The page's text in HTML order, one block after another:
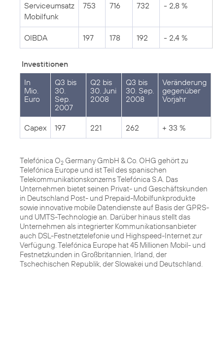
Serviceumsatz
Mobilfunk
753 716 732 - 2,8 %
OIBDA 197 178 192 - 2,4 %
Investitionen
In
Mio.
Euro
Q3 bis
30.
Sep.
2007
Q2 bis
30. Juni
2008
Q3 bis
30. Sep.
2008
Veränderung
gegenüber
Vorjahr
Capex 197 221 262 + 33 %
Telefónica O2 Germany GmbH & Co. OHG gehört zu
Telefónica Europe und ist Teil des spanischen
Telekommunikationskonzerns Telefónica S.A. Das
Unternehmen bietet seinen Privat- und Geschäftskunden
in Deutschland Post- und Prepaid-Mobilfunkprodukte
sowie innovative mobile Datendienste auf Basis der GPRS-
und UMTS-Technologie an. Darüber hinaus stellt das
Unternehmen als integrierter Kommunikationsanbieter
auch DSL-Festnetztelefonie und Highspeed-Internet zur
Verfügung. Telefónica Europe hat 45 Millionen Mobil- und
Festnetzkunden in Großbritannien, Irland, der
Tschechischen Republik, der Slowakei und Deutschland.